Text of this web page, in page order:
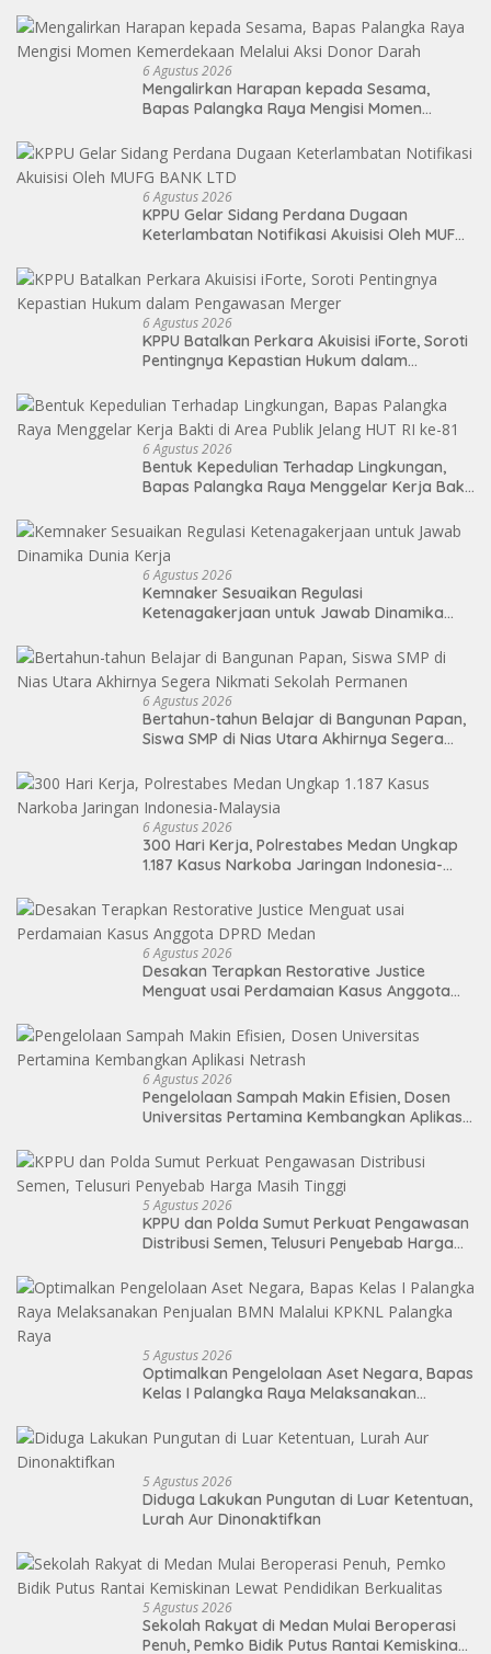
6 Agustus 2026
Mengalirkan Harapan kepada Sesama,
Bapas Palangka Raya Mengisi Momen
6 Agustus 2026
KPPU Gelar Sidang Perdana Dugaan
Keterlambatan Notifikasi Akuisisi Oleh MUFG
6 Agustus 2026
KPPU Batalkan Perkara Akuisisi iForte, Soroti
Pentingnya Kepastian Hukum dalam
6 Agustus 2026
Bentuk Kepedulian Terhadap Lingkungan,
Bapas Palangka Raya Menggelar Kerja Bakti
6 Agustus 2026
Kemnaker Sesuaikan Regulasi
Ketenagakerjaan untuk Jawab Dinamika
6 Agustus 2026
Bertahun-tahun Belajar di Bangunan Papan,
Siswa SMP di Nias Utara Akhirnya Segera
6 Agustus 2026
300 Hari Kerja, Polrestabes Medan Ungkap
1.187 Kasus Narkoba Jaringan Indonesia-
6 Agustus 2026
Desakan Terapkan Restorative Justice
Menguat usai Perdamaian Kasus Anggota
6 Agustus 2026
Pengelolaan Sampah Makin Efisien, Dosen
Universitas Pertamina Kembangkan Aplikasi
5 Agustus 2026
KPPU dan Polda Sumut Perkuat Pengawasan
Distribusi Semen, Telusuri Penyebab Harga
5 Agustus 2026
Optimalkan Pengelolaan Aset Negara, Bapas
Kelas I Palangka Raya Melaksanakan
5 Agustus 2026
Diduga Lakukan Pungutan di Luar Ketentuan,
Lurah Aur Dinonaktifkan
5 Agustus 2026
Sekolah Rakyat di Medan Mulai Beroperasi
Penuh, Pemko Bidik Putus Rantai Kemiskinan